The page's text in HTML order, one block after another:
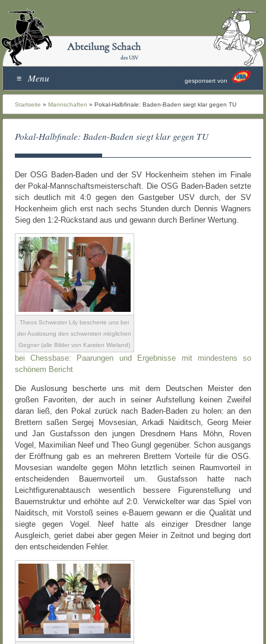
Abteilung Schach
des USV
gesponsert von
Menu
Startseite » Mannschaften » Pokal-Halbfinale: Baden-Baden siegt klar gegen TU
Pokal-Halbfinale: Baden-Baden siegt klar gegen TU
Der OSG Baden-Baden und der SV Hockenheim stehen im Finale
der Pokal-Mannschaftsmeisterschaft. Die OSG Baden-Baden setzte
sich deutlich mit 4:0 gegen den Gastgeber USV durch, der SV
Hockenheim glich erst nach sechs Stunden durch Dennis Wagners
Sieg den 1:2-Rückstand aus und gewann durch Berliner Wertung.
Theos Schwester Lily bescherte uns bei
der Auslosung den schwersten möglichen
Gegner (alle Bilder von Karsten Wieland)
bei Chessbase: Paarungen und Ergebnisse mit mindestens so
schönem Bericht
Die Auslosung bescherte uns mit dem Deutschen Meister den
großen Favoriten, der auch in seiner Aufstellung keinen Zweifel
daran ließ, den Pokal zurück nach Baden-Baden zu holen: an den
Brettern saßen Sergej Movsesian, Arkadi Naiditsch, Georg Meier
und Jan Gustafsson den jungen Dresdnern Hans Möhn, Roven
Vogel, Maximilian Neef und Theo Gungl gegenüber. Schon ausgangs
der Eröffnung gab es an mehreren Brettern Vorteile für die OSG.
Movsesian wandelte gegen Möhn letztlich seinen Raumvorteil in
entscheidenden Bauernvorteil um. Gustafsson hatte nach
Leichtfigurenabtausch wesentlich bessere Figurenstellung und
Bauernstruktur und erhöhte auf 2:0. Verwickelter war das Spiel von
Naiditsch, mit Vorstoß seines e-Bauern gewann er die Qualität und
siegte gegen Vogel. Neef hatte als einziger Dresdner lange
Ausgleich, geriet dabei aber gegen Meier in Zeitnot und beging dort
den entscheidenden Fehler.